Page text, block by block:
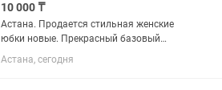
10 000 ₸
Астана. Продается стильная женские
юбки новые. Прекрасный базовый
элемент гардероба, который отлично
подойдет как для офиса, так и для
Астана, сегодня